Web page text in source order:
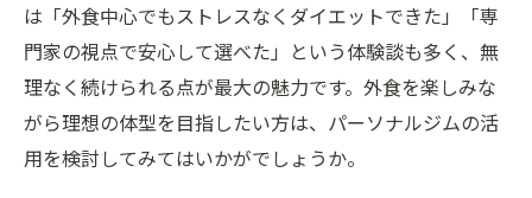
は「外食中心でもストレスなくダイエットできた」「専
門家の視点で安心して選べた」という体験談も多く、無
理なく続けられる点が最大の魅力です。外食を楽しみな
がら理想の体型を目指したい方は、パーソナルジムの活
用を検討してみてはいかがでしょうか。